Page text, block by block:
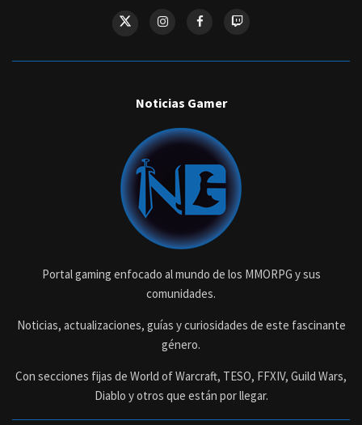
Noticias Gamer
Portal gaming enfocado al mundo de los MMORPG y sus
comunidades.
Noticias, actualizaciones, guías y curiosidades de este fascinante
género.
Con secciones fijas de World of Warcraft, TESO, FFXIV, Guild Wars,
Diablo y otros que están por llegar.